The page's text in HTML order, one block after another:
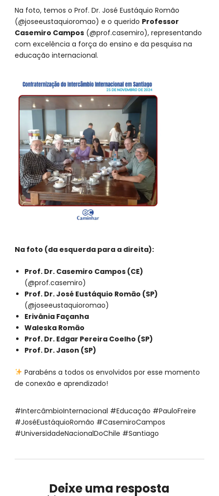
Na foto, temos o Prof. Dr. José Eustáquio Romão
(@joseeustaquioromao) e o querido Professor
Casemiro Campos (@prof.casemiro), representando
com excelência a força do ensino e da pesquisa na
educação internacional.
Na foto (da esquerda para a direita):
Prof. Dr. Casemiro Campos (CE)
(@prof.casemiro)
Prof. Dr. José Eustáquio Romão (SP)
(@joseeustaquioromao)
Erivânia Façanha
Waleska Romão
Prof. Dr. Edgar Pereira Coelho (SP)
Prof. Dr. Jason (SP)
Parabéns a todos os envolvidos por esse momento
de conexão e aprendizado!
#IntercâmbioInternacional #Educação #PauloFreire
#JoséEustáquioRomão #CasemiroCampos
#UniversidadeNacionalDoChile #Santiago
Deixe uma resposta